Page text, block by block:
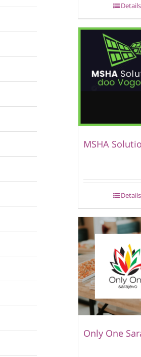
Details
MSHA
Details
Only One